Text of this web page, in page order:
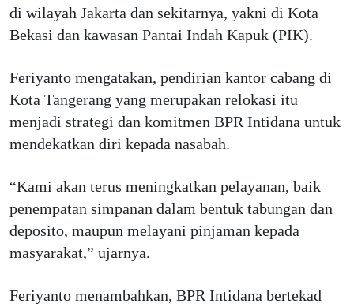
di wilayah Jakarta dan sekitarnya, yakni di Kota
Bekasi dan kawasan Pantai Indah Kapuk (PIK).
Feriyanto mengatakan, pendirian kantor cabang di
Kota Tangerang yang merupakan relokasi itu
menjadi strategi dan komitmen BPR Intidana untuk
mendekatkan diri kepada nasabah.
“Kami akan terus meningkatkan pelayanan, baik
penempatan simpanan dalam bentuk tabungan dan
deposito, maupun melayani pinjaman kepada
masyarakat,” ujarnya.
Feriyanto menambahkan, BPR Intidana bertekad